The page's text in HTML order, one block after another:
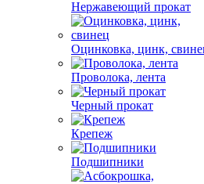
Латунный прокат
Медный прокат
Нержавеющий прокат
Оцинковка, цинк, свинец
Проволока, лента
Черный прокат